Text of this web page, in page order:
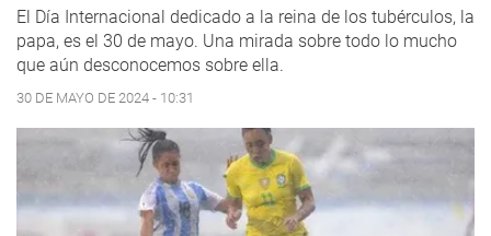
El Día Internacional dedicado a la reina de los tubérculos, la
papa, es el 30 de mayo. Una mirada sobre todo lo mucho
que aún desconocemos sobre ella.
30 DE MAYO DE 2024 - 10:31